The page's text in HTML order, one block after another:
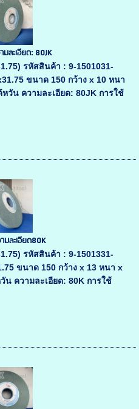
มละเอียด: 80JK
รหัสสินค้า : 9-1501031-
ขนาด 150 กว้าง x 10 หนา
วัน ความละเอียด: 80JK การใช้
มละเอียด80K
รหัสสินค้า : 9-1501331-
ขนาด 150 กว้าง x 13 หนา x
น ความละเอียด: 80K การใช้